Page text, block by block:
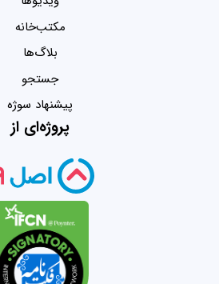
مکتب‌خانه
بلاگ‌ها
جستجو
پیشنهاد سوژه
پروژه‌ای از